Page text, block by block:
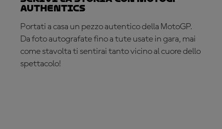
Authentics
Portati a casa un pezzo autentico della MotoGP.
Da foto autografate fino a tute usate in gara, mai
come stavolta ti sentirai tanto vicino al cuore dello
spettacolo!